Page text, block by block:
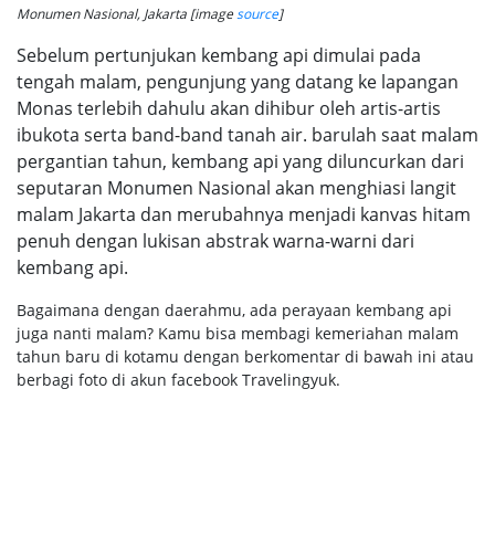
Monumen Nasional, Jakarta [imagesource]
Sebelum pertunjukan kembang api dimulai pada
tengah malam, pengunjung yang datang ke lapangan
Monas terlebih dahulu akan dihibur oleh artis-artis
ibukota serta band-band tanah air. barulah saat malam
pergantian tahun, kembang api yang diluncurkan dari
seputaran Monumen Nasional akan menghiasi langit
malam Jakarta dan merubahnya menjadi kanvas hitam
penuh dengan lukisan abstrak warna-warni dari
kembang api.
Bagaimana dengan daerahmu, ada perayaan kembang api
juga nanti malam? Kamu bisa membagi kemeriahan malam
tahun baru di kotamu dengan berkomentar di bawah ini atau
berbagi foto di akun facebook Travelingyuk.